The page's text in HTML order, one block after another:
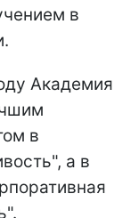
в
Академия
в
а в